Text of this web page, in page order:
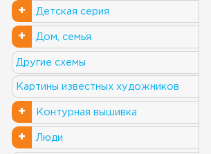
+ Детская серия
+ Дом, семья
Другие схемы
Картины известных художников
+ Контурная вышивка
+ Люди